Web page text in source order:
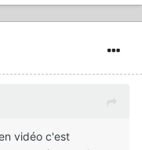
vidéo c'est